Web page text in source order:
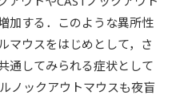
加する．このような異所性
マウスをはじめとして，さ
通してみられる症状として
ノックアウトマウスも夜盲